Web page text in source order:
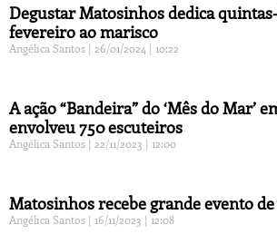
Degustar Matosinhos dedica
fevereiro ao marisco
Angélica Santos 26/01/2024 10:22
A ação “Bandeira” do ‘Mês do Mar’
envolveu 750 escuteiros
Angélica Santos 22/11/2023 12:00
Matosinhos recebe grande evento
Angélica Santos 16/11/2023 12:08